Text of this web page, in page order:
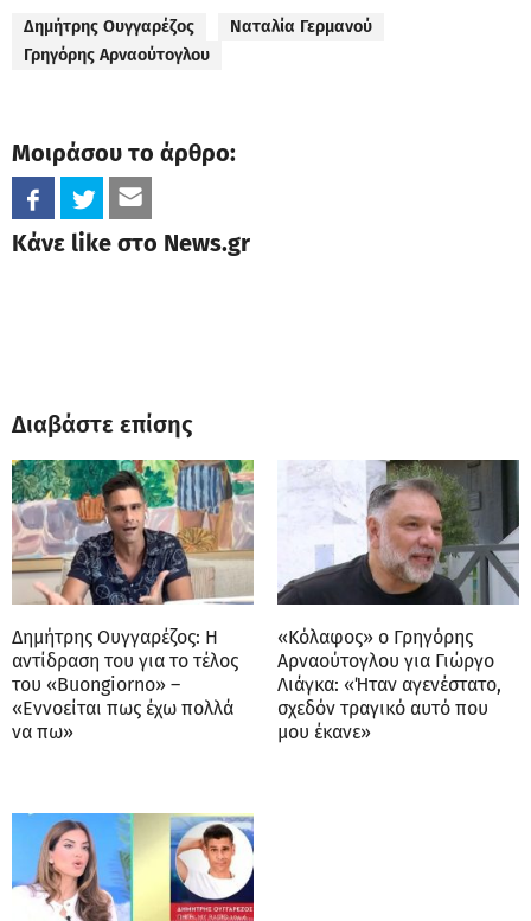
Δημήτρης Ουγγαρέζος
Ναταλία Γερμανού
Γρηγόρης Αρναούτογλου
Μοιράσου το άρθρο:
Κάνε like στο News.gr
Διαβάστε επίσης
Δημήτρης Ουγγαρέζος: Η
αντίδραση του για το τέλος
του «Buongiorno» –
«Εννοείται πως έχω πολλά
να πω»
«Κόλαφος» ο Γρηγόρης
Αρναούτογλου για Γιώργο
Λιάγκα: «Ήταν αγενέστατο,
σχεδόν τραγικό αυτό που
μου έκανε»